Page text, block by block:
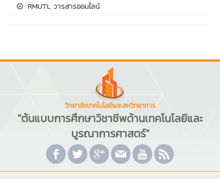
RMUTL วารสารออนไลน์
วิทยาลัยเทคโนโลยีและสหวิทยาการ
"ต้นแบบการศึกษาวิชาชีพด้านเทคโนโลยีและ
บูรณาการศาสตร์"